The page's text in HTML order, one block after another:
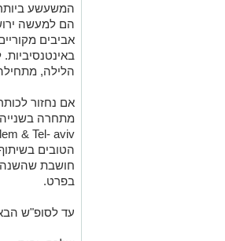
המשעשע
הם למעשה
אביבים
הלילה,
מתחרה
הטובים
חושבת שהשנה
בפרט.
עד לסופ"ש הבא